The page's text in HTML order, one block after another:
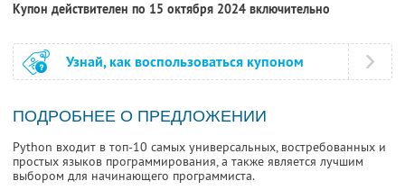
Купон действителен по 15 октября 2024 включительно
Узнай, как воспользоваться купоном
ПОДРОБНЕЕ О ПРЕДЛОЖЕНИИ
Python входит в топ-10 самых универсальных, востребованных и
простых языков программирования, а также является лучшим
выбором для начинающего программиста.